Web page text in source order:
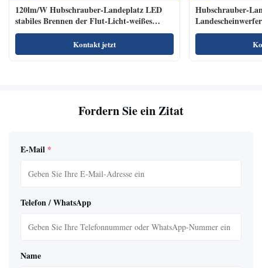
120lm/W Hubschrauber-Landeplatz LED
stabiles Brennen der Flut-Licht-weißes
Farbe110-240vac
Kontakt jetzt
Hubschrauber-
Polycarbonats-
Fordern Sie ein Zitat
E-Mail *
Telefon / WhatsApp
Name